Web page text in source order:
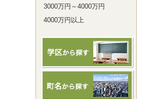
3000万円～4000万円
4000万円以上